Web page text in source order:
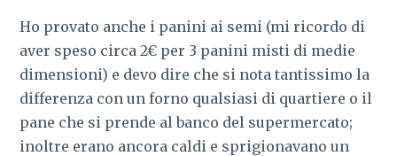
Ho provato anche i panini ai semi (mi ricordo di
aver speso circa 2€ per 3 panini misti di medie
dimensioni) e devo dire che si nota tantissimo la
differenza con un forno qualsiasi di quartiere o il
pane che si prende al banco del supermercato;
inoltre erano ancora caldi e sprigionavano un